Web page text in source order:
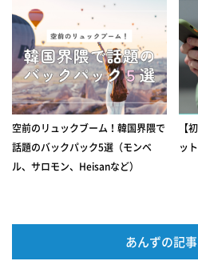
空前のリュックブーム！韓国界隈で
話題のバックパック5選（モンベ
ル、サロモン、Heisanなど）
【
ッ
あんずの記